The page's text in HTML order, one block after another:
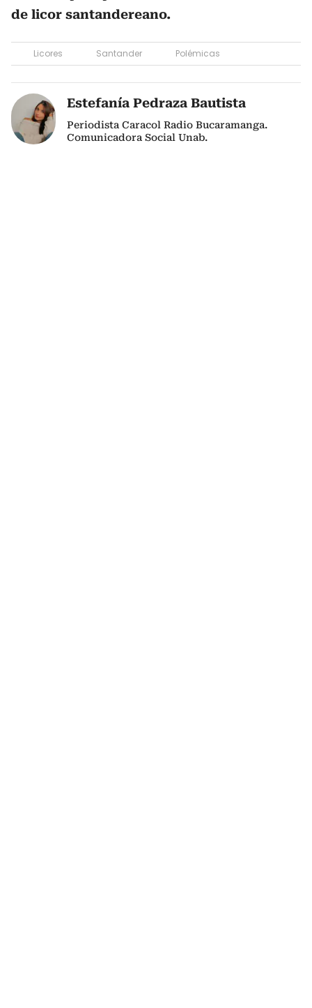
de licor santandereano.
Licores Santander Polémicas
Estefanía Pedraza Bautista
Periodista Caracol Radio Bucaramanga.
Comunicadora Social Unab.